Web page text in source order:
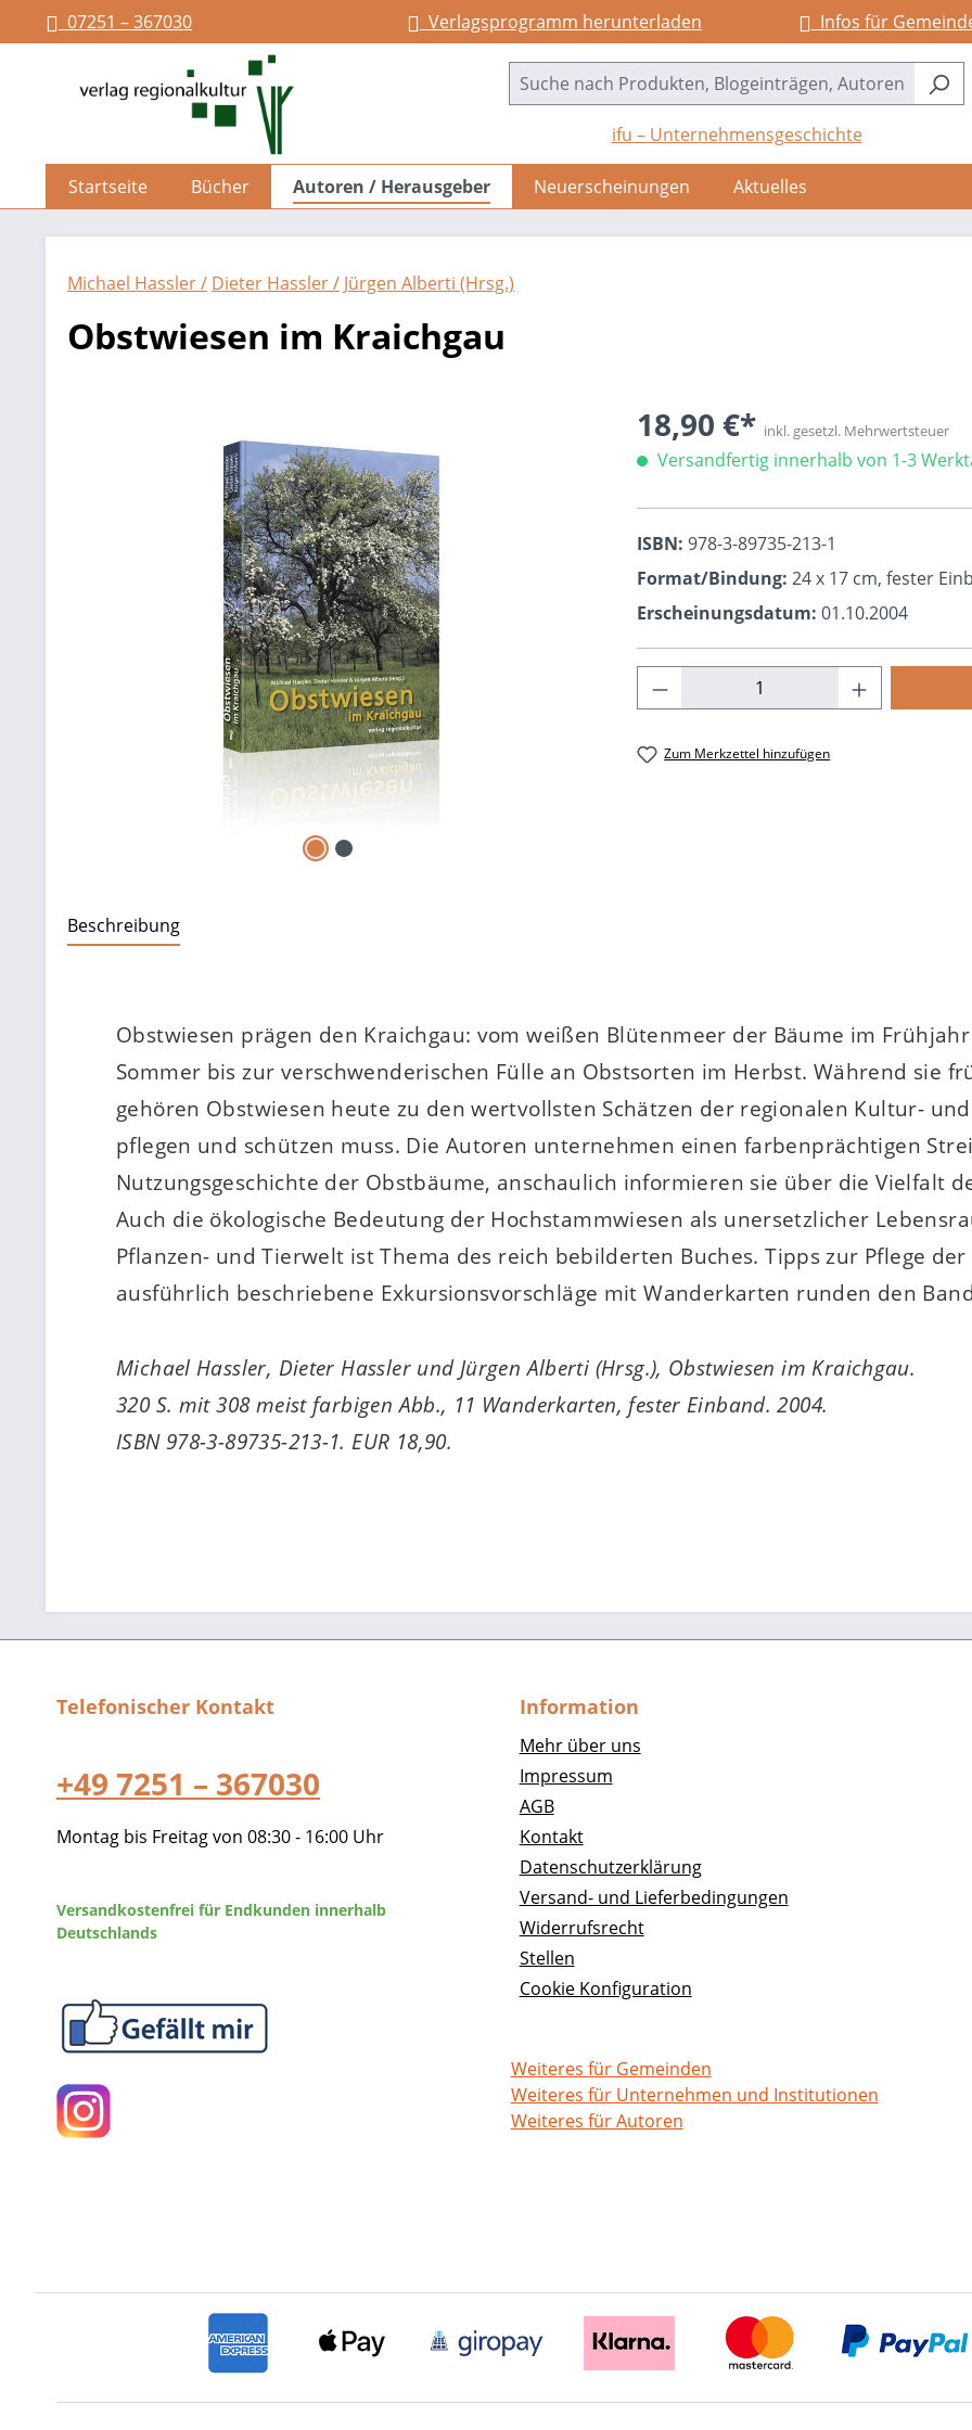
Zur Hauptnavigation springen
07251 – 367030 Verlagsprogramm herunterladen Infos für
ifu – Unternehmensgeschichte
Startseite Bücher Autoren / Herausgeber Neuerscheinungen Aktuelles
Michael Hassler / Dieter Hassler / Jürgen Alberti (Hrsg.)
Obstwiesen im Kraichgau
18,90 €* inkl. gesetzl. Mehrwertsteuer
Versandfertig innerhalb von 1-3
ISBN: 978-3-89735-213-1
Format/Bindung: 24 x 17 cm, fester
Erscheinungsdatum: 01.10.2004
Produkt Anzahl: Gib den
Zum Merkzettel hinzufügen
Beschreibung
Obstwiesen prägen den Kraichgau: vom weißen Blütenmeer der Bäume im
Sommer bis zur verschwenderischen Fülle an Obstsorten im Herbst. Während sie
gehören Obstwiesen heute zu den wertvollsten Schätzen der regionalen Kultur-
pflegen und schützen muss. Die Autoren unternehmen einen farbenprächtigen
Nutzungsgeschichte der Obstbäume, anschaulich informieren sie über die Vielfalt
Auch die ökologische Bedeutung der Hochstammwiesen als unersetzlicher
Pflanzen- und Tierwelt ist Thema des reich bebilderten Buches. Tipps zur Pflege
ausführlich beschriebene Exkursionsvorschläge mit Wanderkarten runden den
Michael Hassler, Dieter Hassler und Jürgen Alberti (Hrsg.), Obstwiesen im Kraichgau.
320 S. mit 308 meist farbigen Abb., 11 Wanderkarten, fester Einband. 2004.
ISBN 978-3-89735-213-1. EUR 18,90.
Telefonischer Kontakt
+49 7251 – 367030
Montag bis Freitag von 08:30 - 16:00 Uhr
Versandkostenfrei für Endkunden innerhalb
Deutschlands
Information
Mehr über uns
Impressum
AGB
Kontakt
Datenschutzerklärung
Versand- und Lieferbedingungen
Widerrufsrecht
Stellen
Cookie Konfiguration
Weiteres für Gemeinden
Weiteres für Unternehmen und Institutionen
Weiteres für Autoren